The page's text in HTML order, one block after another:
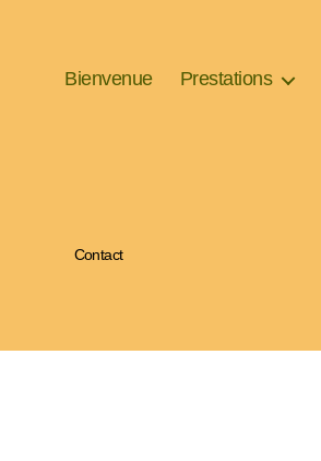
Bienvenue Prestations
Contact